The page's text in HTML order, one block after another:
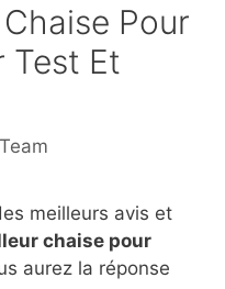
Pour
Test Et
meilleurs avis et
chaise pour
aurez la réponse